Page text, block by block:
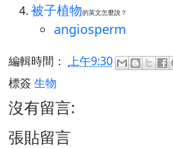
被子植物的英文怎麼說？
angiosperm
編輯時間： 上午9:30
標簽 生物
沒有留言:
張貼留言